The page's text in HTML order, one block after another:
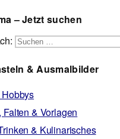
– Jetzt suchen
& Ausmalbilder
& Vorlagen
& Kulinarisches